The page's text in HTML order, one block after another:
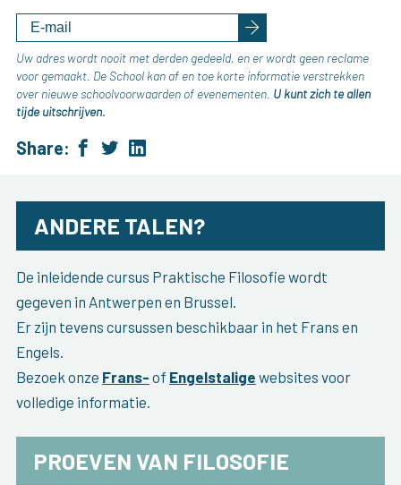
Uw adres wordt nooit met derden gedeeld, en er wordt geen reclame
voor gemaakt. De School kan af en toe korte informatie verstrekken
over nieuwe schoolvoorwaarden of evenementen. U kunt zich te allen
tijde uitschrijven.
Share:
ANDERE TALEN?
De inleidende cursus Praktische Filosofie wordt
gegeven in Antwerpen en Brussel.
Er zijn tevens cursussen beschikbaar in het Frans en
Engels.
Bezoek onze Frans- of Engelstalige websites voor
volledige informatie.
PROEVEN VAN FILOSOFIE